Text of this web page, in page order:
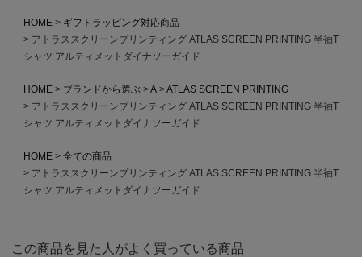
HOME
ギフトラッピング対応商品
アトラススクリーンプリンティング ATLAS SCREEN PRINTING 半袖T
シャツ アルティメットダイナソーガイド
HOME ブランドから選ぶ A
ATLAS SCREEN PRINTING
アトラススクリーンプリンティング ATLAS SCREEN PRINTING 半袖T
シャツ アルティメットダイナソーガイド
HOME
全ての商品
アトラススクリーンプリンティング ATLAS SCREEN PRINTING 半袖T
シャツ アルティメットダイナソーガイド
この商品を見た人がよく買っている商品